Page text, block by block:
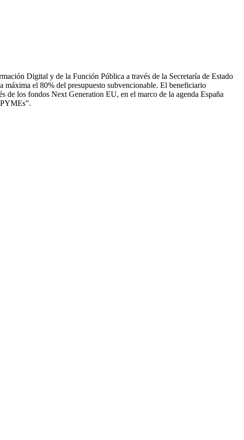
Digital y de la Función Pública a través de la Secretaría de Estado
el 80% del presupuesto subvencionable. El beneficiario
de los fondos Next Generation EU, en el marco de la agenda España